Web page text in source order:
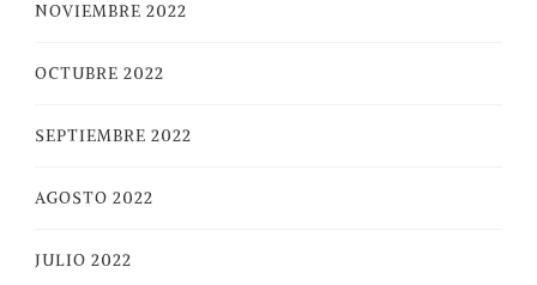
NOVIEMBRE 2022
OCTUBRE 2022
SEPTIEMBRE 2022
AGOSTO 2022
JULIO 2022